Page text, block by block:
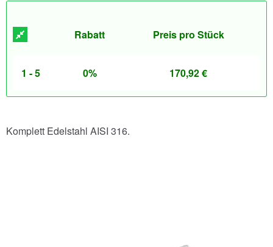
Rabatt Preis pro Stück
1 - 5 0% 170,92€
Komplett Edelstahl AISI 316.